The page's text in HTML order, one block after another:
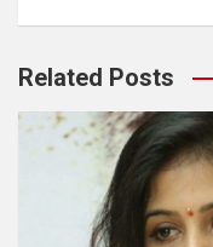
Related Posts